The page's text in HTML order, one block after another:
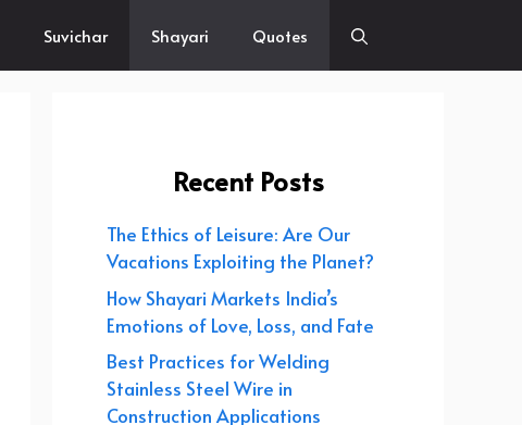
Suvichar Shayari Quotes
Recent Posts
The Ethics of Leisure: Are Our
Vacations Exploiting the Planet?
How Shayari Markets India’s
Emotions of Love, Loss, and Fate
Best Practices for Welding
Stainless Steel Wire in
Construction Applications